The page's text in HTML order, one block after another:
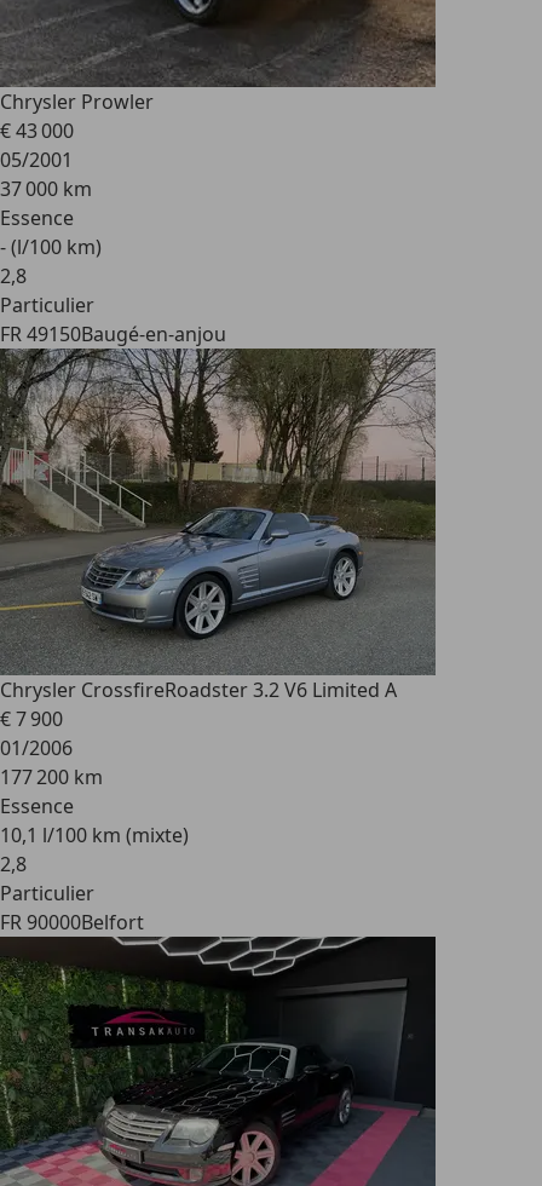
Chrysler Prowler
€ 43 000
05/2001
37 000 km
Essence
- (l/100 km)
2,8
Particulier
FR 49150Baugé-en-anjou
Chrysler CrossfireRoadster 3.2 V6 Limited A
€ 7 900
01/2006
177 200 km
Essence
10,1 l/100 km (mixte)
2,8
Particulier
FR 90000Belfort